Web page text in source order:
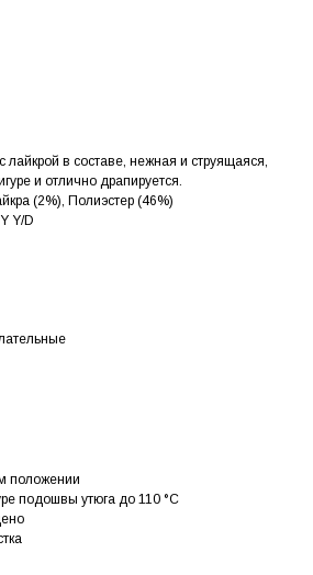
лайкрой в составе, нежная и струящаяся,
и отлично драпируется.
(2%), Полиэстер (46%)
Y/D
положении
подошвы утюга до 110 °C